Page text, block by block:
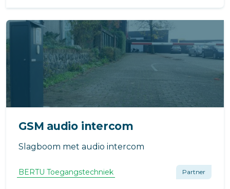
GSM audio intercom
Slagboom met audio intercom
BERTU Toegangstechniek Partner